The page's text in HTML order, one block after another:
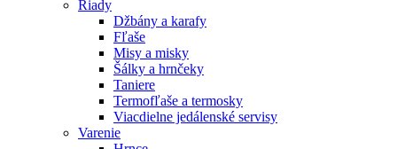
Riady
Džbány a karafy
Fľaše
Misy a misky
Šálky a hrnčeky
Taniere
Termofľaše a termosky
Viacdielne jedálenské servisy
Varenie